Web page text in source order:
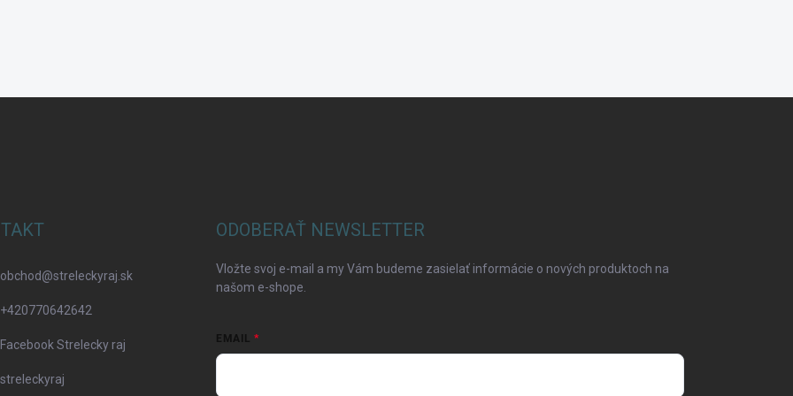
obchod@streleckyraj.sk
+420770642642
Facebook Strelecky raj
streleckyraj
ODOBERAŤ NEWSLETTER
Vložte svoj e-mail a my Vám budeme zasielať informácie o nových produktoch na
našom e-shope.
EMAIL